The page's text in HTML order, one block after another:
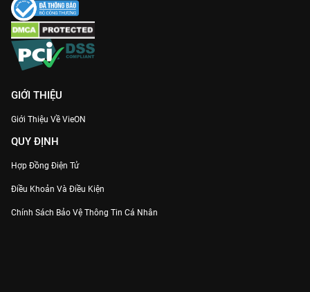
GIỚI THIỆU
Giới Thiệu Về VieON
QUY ĐỊNH
Hợp Đồng Điện Tử
Điều Khoản Và Điều Kiện
Chính Sách Bảo Vệ Thông Tin Cá Nhân